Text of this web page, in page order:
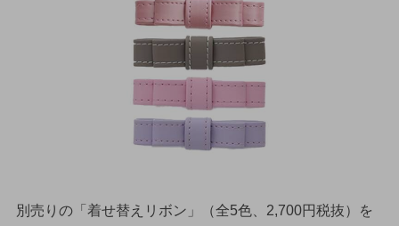
別売りの「着せ替えリボン」（全5色、2,700円税抜）を